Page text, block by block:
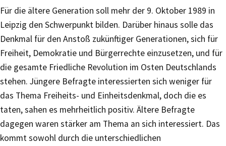
Für die ältere Generation soll mehr der 9. Oktober 1989 in
Leipzig den Schwerpunkt bilden. Darüber hinaus solle das
Denkmal für den Anstoß zukünftiger Generationen, sich für
Freiheit, Demokratie und Bürgerrechte einzusetzen, und für
die gesamte Friedliche Revolution im Osten Deutschlands
stehen. Jüngere Befragte interessierten sich weniger für
das Thema Freiheits- und Einheitsdenkmal, doch die es
taten, sahen es mehrheitlich positiv. Ältere Befragte
dagegen waren stärker am Thema an sich interessiert. Das
kommt sowohl durch die unterschiedlichen